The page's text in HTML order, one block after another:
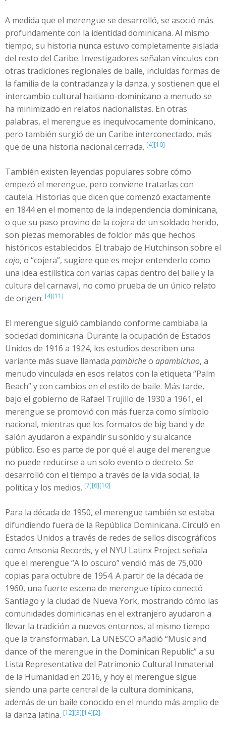
A medida que el merengue se desarrolló, se asoció más
profundamente con la identidad dominicana. Al mismo
tiempo, su historia nunca estuvo completamente aislada
del resto del Caribe. Investigadores señalan vínculos con
otras tradiciones regionales de baile, incluidas formas de
la familia de la contradanza y la danza, y sostienen que el
intercambio cultural haitiano-dominicano a menudo se
ha minimizado en relatos nacionalistas. En otras
palabras, el merengue es inequívocamente dominicano,
pero también surgió de un Caribe interconectado, más
que de una historia nacional cerrada. [4][10]
También existen leyendas populares sobre cómo
empezó el merengue, pero conviene tratarlas con
cautela. Historias que dicen que comenzó exactamente
en 1844 en el momento de la independencia dominicana,
o que su paso provino de la cojera de un soldado herido,
son piezas memorables de folclor más que hechos
históricos establecidos. El trabajo de Hutchinson sobre el
cojo, o “cojera”, sugiere que es mejor entenderlo como
una idea estilística con varias capas dentro del baile y la
cultura del carnaval, no como prueba de un único relato
de origen. [4][11]
El merengue siguió cambiando conforme cambiaba la
sociedad dominicana. Durante la ocupación de Estados
Unidos de 1916 a 1924, los estudios describen una
variante más suave llamada pambicheo apambichao, a
menudo vinculada en esos relatos con la etiqueta “Palm
Beach” y con cambios en el estilo de baile. Más tarde,
bajo el gobierno de Rafael Trujillo de 1930 a 1961, el
merengue se promovió con más fuerza como símbolo
nacional, mientras que los formatos de big band y de
salón ayudaron a expandir su sonido y su alcance
público. Eso es parte de por qué el auge del merengue
no puede reducirse a un solo evento o decreto. Se
desarrolló con el tiempo a través de la vida social, la
política y los medios. [7][6][10]
Para la década de 1950, el merengue también se estaba
difundiendo fuera de la República Dominicana. Circuló en
Estados Unidos a través de redes de sellos discográficos
como Ansonia Records, y el NYU Latinx Project señala
que el merengue “A lo oscuro” vendió más de 75,000
copias para octubre de 1954. A partir de la década de
1960, una fuerte escena de merengue típico conectó
Santiago y la ciudad de Nueva York, mostrando cómo las
comunidades dominicanas en el extranjero ayudaron a
llevar la tradición a nuevos entornos, al mismo tiempo
que la transformaban. La UNESCO añadió “Music and
dance of the merengue in the Dominican Republic” a su
Lista Representativa del Patrimonio Cultural Inmaterial
de la Humanidad en 2016, y hoy el merengue sigue
siendo una parte central de la cultura dominicana,
además de un baile conocido en el mundo más amplio de
la danza latina. [12][3][14][2]